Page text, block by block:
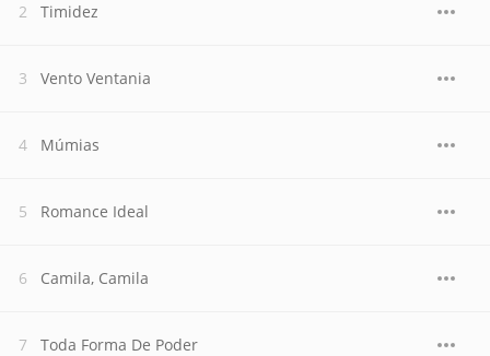
Timidez
Vento Ventania
Múmias
Romance Ideal
Camila, Camila
Toda Forma De Poder